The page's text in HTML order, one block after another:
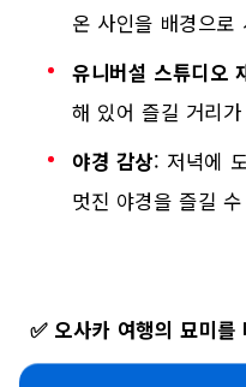
온 사인을 배경으로
유니버설 스튜디오
해 있어 즐길 거리
야경 감상: 저녁에
멋진 야경을 즐길
✅ 오사카 여행의 묘미